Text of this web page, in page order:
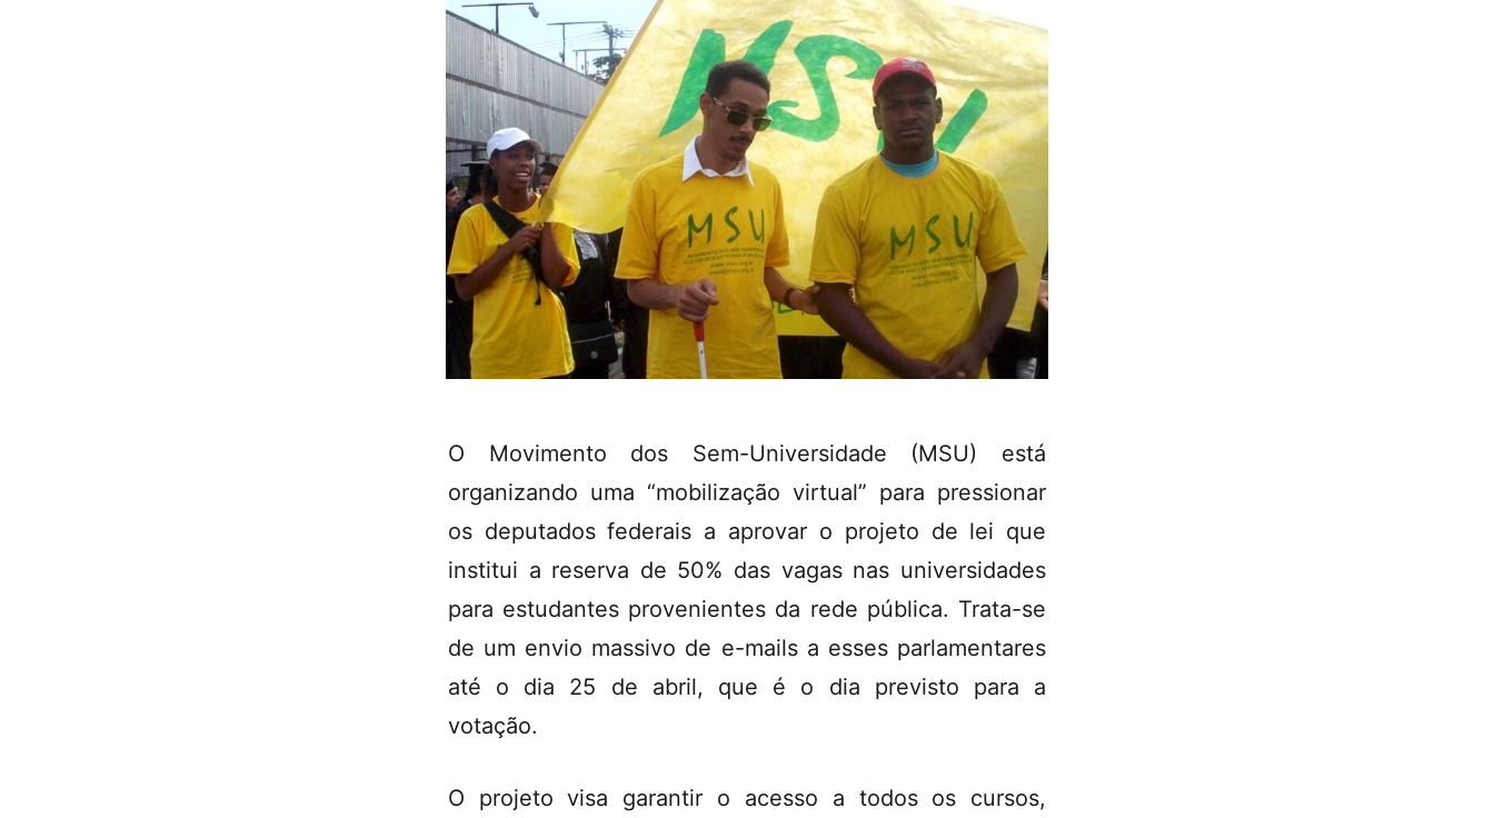
O Movimento dos Sem-Universidade (MSU) está
organizando uma “mobilização virtual” para pressionar
os deputados federais a aprovar o projeto de lei que
institui a reserva de 50% das vagas nas universidades
para estudantes provenientes da rede pública. Trata-se
de um envio massivo de e-mails a esses parlamentares
até o dia 25 de abril, que é o dia previsto para a
votação.
O projeto visa garantir o acesso a todos os cursos,